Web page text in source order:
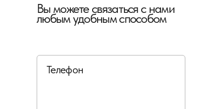
Вы можете связаться с нами
любым удобным способом
Телефон